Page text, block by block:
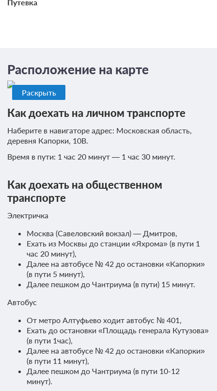
Бесплатная отмена до 09 августа 2026 23:59; При отмене
Требуется внесение предоплаты в течение 2 часов.
30 000
Еще 9 тарифов
28 фото
Коттедж №3
Большой А-фрейм треугольный коттедж, для отдыха семьей
или компанией до шести человек. Коттедж в цвет светлого
дерева. Коттедж в белом цвете.
Обратите внимание, время заезда в коттедж в 18:00, выезд в
Путевка
Расположение на карте
Раскрыть
Как доехать на личном транспорте
Наберите в навигаторе адрес: Московская область,
деревня Капорки, 10В.
Время в пути: 1 час 20 минут — 1 час 30 минут.
Как доехать на общественном
транспорте
Электричка
Москва (Савеловский вокзал) — Дмитров,
Ехать из Москвы до станции «Яхрома» (в пути 1
час 20 минут),
Далее на автобусе № 42 до остановки «Капорки»
(в пути 5 минут),
Далее пешком до Чантриума (в пути) 15 минут.
Автобус
От метро Алтуфьево ходит автобус № 401,
Ехать до остановки «Площадь генерала Кутузова»
(в пути 1час),
Далее на автобусе № 42 до остановки «Капорки»
(в пути 11 минут),
Далее пешком до Чантриума (в пути 10-12
минут).